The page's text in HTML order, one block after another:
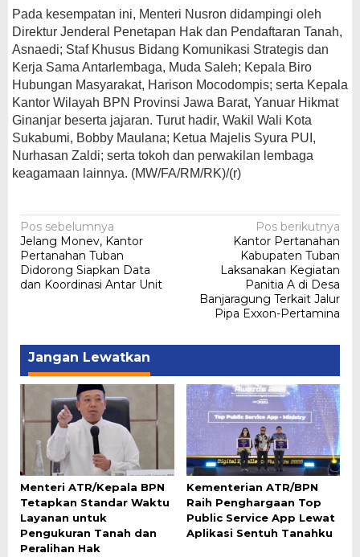
Pada kesempatan ini, Menteri Nusron didampingi oleh
Direktur Jenderal Penetapan Hak dan Pendaftaran Tanah,
Asnaedi; Staf Khusus Bidang Komunikasi Strategis dan
Kerja Sama Antarlembaga, Muda Saleh; Kepala Biro
Hubungan Masyarakat, Harison Mocodompis; serta Kepala
Kantor Wilayah BPN Provinsi Jawa Barat, Yanuar Hikmat
Ginanjar beserta jajaran. Turut hadir, Wakil Wali Kota
Sukabumi, Bobby Maulana; Ketua Majelis Syura PUI,
Nurhasan Zaldi; serta tokoh dan perwakilan lembaga
keagamaan lainnya. (MW/FA/RM/RK)/(r)
Navigasi
pos
Pos sebelumnya
Jelang Monev, Kantor
Pertanahan Tuban
Didorong Siapkan Data
dan Koordinasi Antar Unit
Pos berikutnya
Kantor Pertanahan
Kabupaten Tuban
Laksanakan Kegiatan
Panitia A di Desa
Banjaragung Terkait Jalur
Pipa Exxon-Pertamina
Jangan Lewatkan
Menteri ATR/Kepala BPN
Tetapkan Standar Waktu
Layanan untuk
Pengukuran Tanah dan
Peralihan Hak
Kementerian ATR/BPN
Raih Penghargaan Top
Public Service App Lewat
Aplikasi Sentuh Tanahku